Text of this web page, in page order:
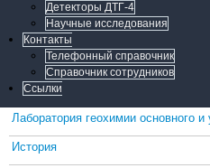
Детекторы ДТГ-4
Научные исследования
Контакты
Телефонный справочник
Справочник сотрудников
Ссылки
Лаборатория геохимии основного
История